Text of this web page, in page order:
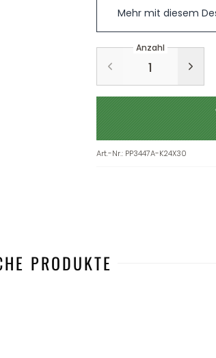
Mehr mit diesem
Anzahl
Art.-Nr.: PP3447A-K24X30
PRODUKTE